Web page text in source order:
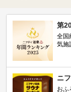
第
全国
気
ニ
おふ